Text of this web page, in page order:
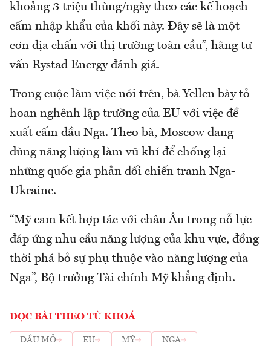
khoảng 3 triệu thùng/ngày theo các kế hoạch
cấm nhập khẩu của khối này. Đây sẽ là một
cơn địa chấn với thị trường toàn cầu”, hãng tư
vấn Rystad Energy đánh giá.
Trong cuộc làm việc nói trên, bà Yellen bày tỏ
hoan nghênh lập trường của EU với việc đề
xuất cấm dầu Nga. Theo bà, Moscow đang
dùng năng lượng làm vũ khí để chống lại
những quốc gia phản đối chiến tranh Nga-
Ukraine.
“Mỹ cam kết hợp tác với châu Âu trong nỗ lực
đáp ứng nhu cầu năng lượng của khu vực, đồng
thời phá bỏ sự phụ thuộc vào năng lượng của
Nga”, Bộ trưởng Tài chính Mỹ khẳng định.
ĐỌC BÀI THEO TỪ KHOÁ
DẦU MỎ EU MỸ NGA